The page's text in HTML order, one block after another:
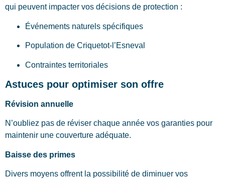
qui peuvent impacter vos décisions de protection :
Événements naturels spécifiques
Population de Criquetot-l’Esneval
Contraintes territoriales
Astuces pour optimiser son offre
Révision annuelle
N’oubliez pas de réviser chaque année vos garanties pour
maintenir une couverture adéquate.
Baisse des primes
Divers moyens offrent la possibilité de diminuer vos